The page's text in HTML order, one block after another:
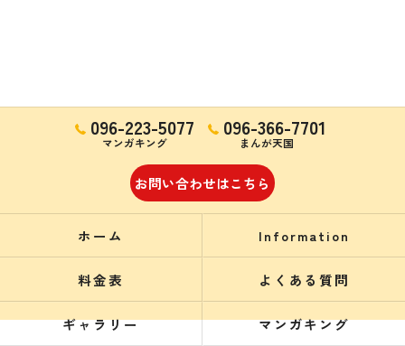
096-223-5077
マンガキング
096-366-7701
まんが天国
お問い合わせはこちら
ホーム Information
料金表 よくある質問
ギャラリー マンガキング